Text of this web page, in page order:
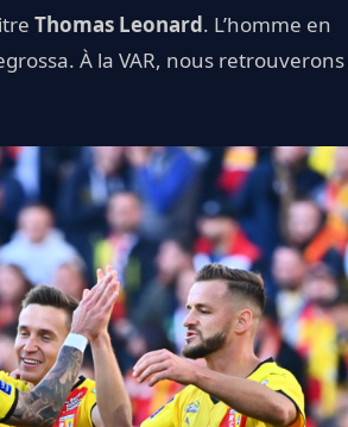
Thomas Leonard. L’homme en
À la VAR, nous retrouverons